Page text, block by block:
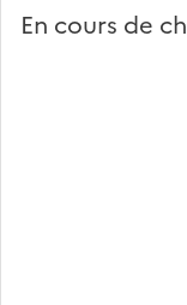
En cours de